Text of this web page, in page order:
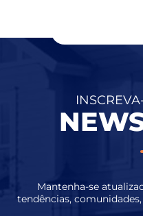
Mantenha-se
tendências,